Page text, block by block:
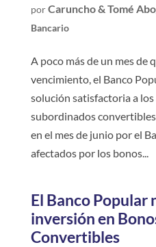
porCaruncho & Tomé
Bancario
A poco más de un mes de
vencimiento, el Banco
solución satisfactoria a
subordinados
en el mes de junio por el
afectados por los bonos...
El Banco Popular
inversión en
Convertibles